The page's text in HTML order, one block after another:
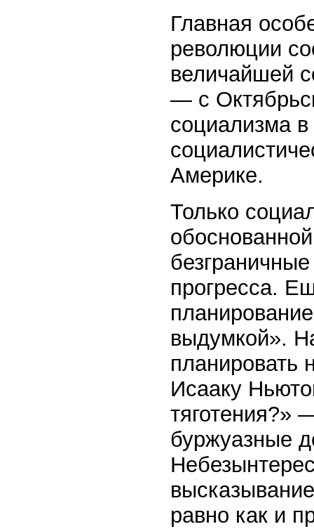
Главная
революции
величайшей
— с
социализма
Америке.
Только
прогресса.
выдумкой».
планировать
Исааку
тяготения?»
буржуазные
равно как и